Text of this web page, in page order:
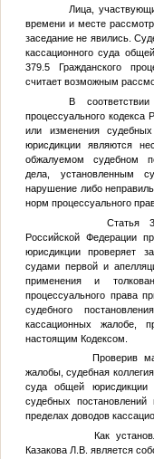
Лица,
времени и месте
заседание не явились.
кассационного суда
379.5 Гражданского
считает возможным
В
процессуального
или изменения
юрисдикции являются
обжалуемом судебном
дела, установленным
нарушение либо
норм процессуального
Статья 379.6
Российской Федерации
юрисдикции проверяет
судами первой и
применения и
процессуального права
судебного
кассационных жалобе,
настоящим Кодексом.
Проверив
жалобы, судебная
суда общей юрисдикции
судебных постановлений
пределах доводов
Как
Казакова Л.В. является